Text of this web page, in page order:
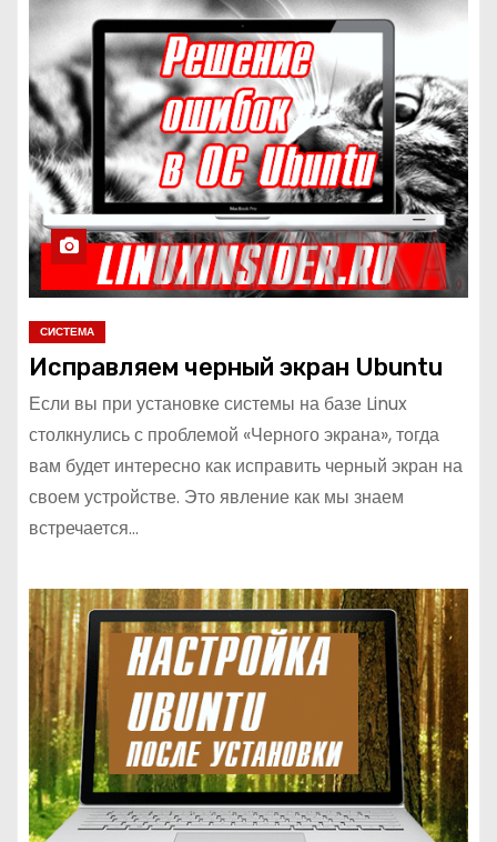
СИСТЕМА
Исправляем черный экран Ubuntu
Если вы при установке системы на базе Linux
столкнулись с проблемой «Черного экрана», тогда
вам будет интересно как исправить черный экран на
своем устройстве. Это явление как мы знаем
встречается…